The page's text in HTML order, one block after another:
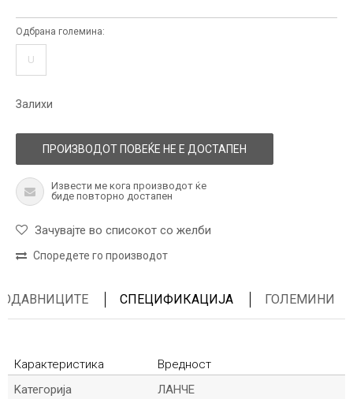
Одбрана големина:
U
Залихи
ПРОИЗВОДОТ ПОВЕЌЕ НЕ Е ДОСТАПЕН
Извести ме кога производот ќе
биде повторно достапен
Зачувајте во списокот со желби
Споредете го производот
СПЕЦИФИКАЦИЈА ГОЛЕМИНИ
Карактеристика
Вредност
Kатегорија
ЛАНЧЕ